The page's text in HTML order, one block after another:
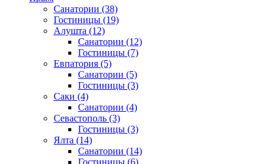
Санатории (38)
Гостиницы (19)
Алушта (12)
Санатории (12)
Гостиницы (7)
Евпатория (5)
Санатории (5)
Гостиницы (3)
Саки (4)
Санатории (4)
Севастополь (3)
Гостиницы (3)
Ялта (14)
Санатории (14)
Гостиницы (6)